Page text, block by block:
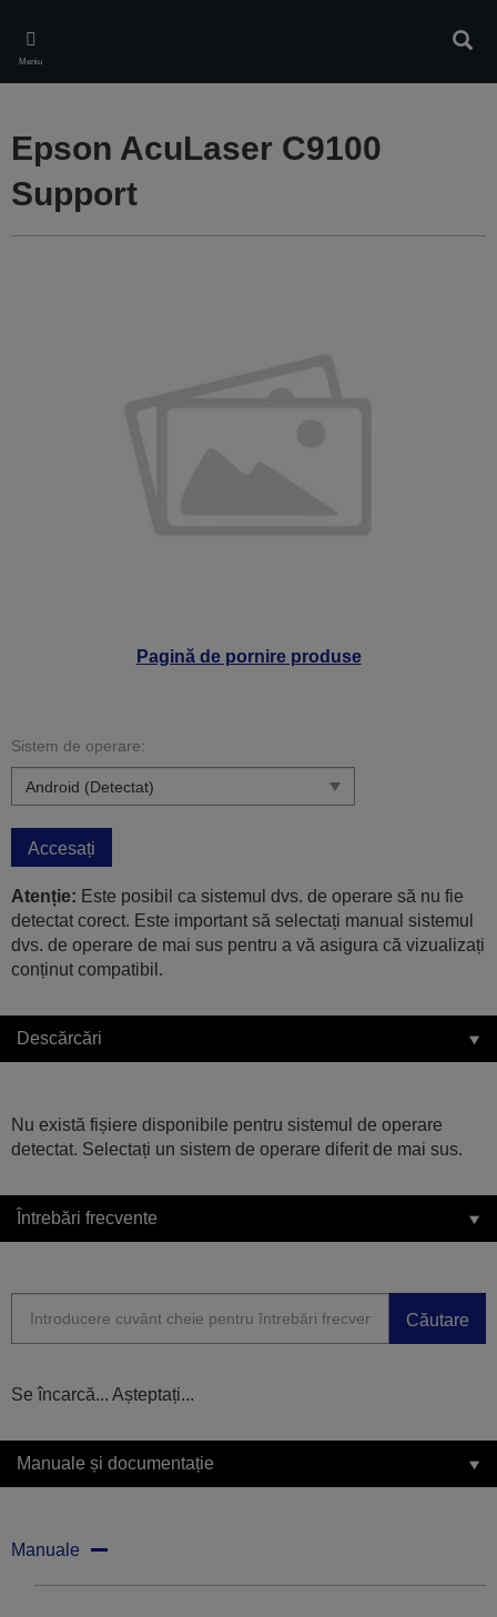
main
content
Meniu
Pagină de pornire produse
Epson AcuLaser C9100
Support
Sistem de operare:
Accesați
Atenție: Este posibil ca sistemul dvs. de operare să nu fie
detectat corect. Este important să selectați manual sistemul
dvs. de operare de mai sus pentru a vă asigura că vizualizați
conținut compatibil.
Descărcări
Nu există fișiere disponibile pentru sistemul de operare
detectat. Selectați un sistem de operare diferit de mai sus.
Întrebări frecvente
Căutare
Se încarcă... Așteptați...
Manuale și documentație
Manuale